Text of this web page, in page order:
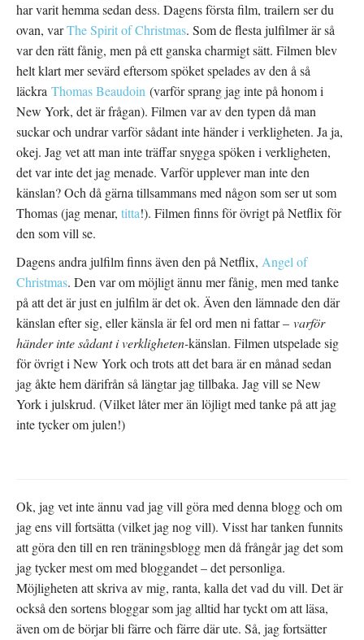
har varit hemma sedan dess. Dagens första film, trailern ser du
ovan, varThe Spirit of Christmas. Som de flesta julfilmer är så
var den rätt fånig, men på ett ganska charmigt sätt. Filmen blev
helt klart mer sevärd eftersom spöket spelades av den å så
läckra Thomas Beaudoin (varför sprang jag inte på honom i
New York, det är frågan). Filmen var av den typen då man
suckar och undrar varför sådant inte händer i verkligheten. Ja ja,
okej. Jag vet att man inte träffar snygga spöken i verkligheten,
det var inte det jag menade. Varför upplever man inte den
känslan? Och då gärna tillsammans med någon som ser ut som
Thomas (jag menar, titta!). Filmen finns för övrigt på Netflix för
den som vill se.
Dagens andra julfilm finns även den på Netflix, Angel of
Christmas. Den var om möjligt ännu mer fånig, men med tanke
på att det är just en julfilm är det ok. Även den lämnade den där
känslan efter sig, eller känsla är fel ord men ni fattar – varför
händer inte sådant i verkligheten-känslan. Filmen utspelade sig
för övrigt i New York och trots att det bara är en månad sedan
jag åkte hem därifrån så längtar jag tillbaka. Jag vill se New
York i julskrud. (Vilket låter mer än löjligt med tanke på att jag
inte tycker om julen!)
Ok, jag vet inte ännu vad jag vill göra med denna blogg och om
jag ens vill fortsätta (vilket jag nog vill). Visst har tanken funnits
att göra den till en ren träningsblogg men då frångår jag det som
jag tycker mest om med bloggandet – det personliga.
Möjligheten att skriva av mig, ranta, kalla det vad du vill. Det är
också den sortens bloggar som jag alltid har tyckt om att läsa,
även om de börjar bli färre och färre där ute. Så, jag fortsätter